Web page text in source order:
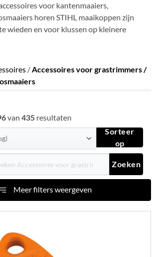
voor kantenmaaiers,
horen STIHL maaikoppen zijn
wieden en voor klussen op kleinere
/Accessoires voor grastrimmers /
van 435 resultaten
Sorteer
op
Zoeken
Meer filters weergeven